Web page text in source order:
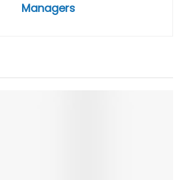
Managers